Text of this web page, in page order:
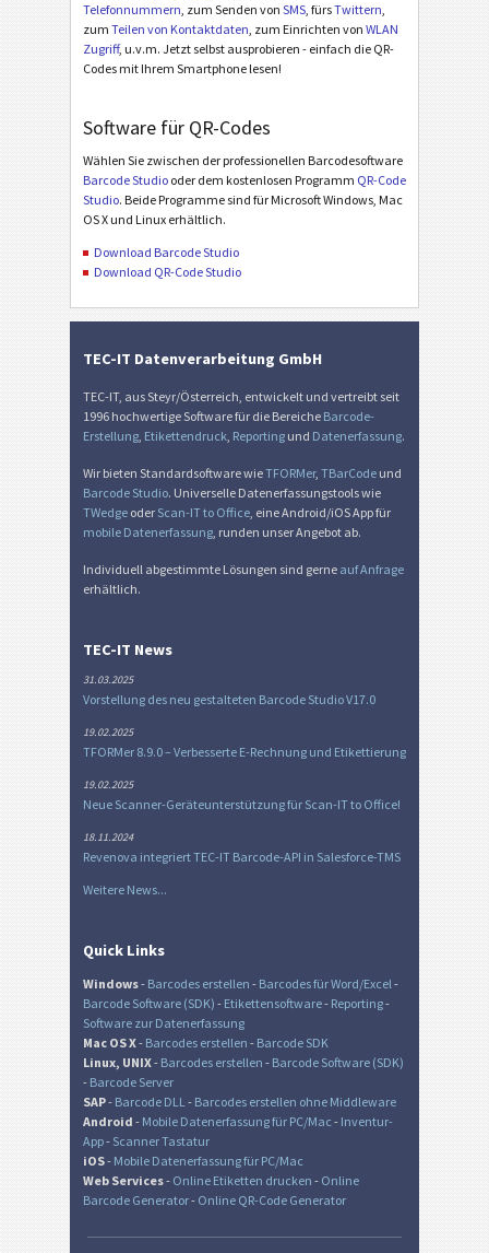
Telefonnummern, zum Senden von SMS, fürsTwittern,
zum Teilen von Kontaktdaten, zum Einrichten von WLAN
Zugriff, u.v.m. Jetzt selbst ausprobieren - einfach die QR-
Codes mit Ihrem Smartphone lesen!
Software für QR-Codes
Wählen Sie zwischen der professionellen Barcodesoftware
Barcode Studio oder dem kostenlosen Programm QR-Code
Studio. Beide Programme sind für Microsoft Windows, Mac
OS X und Linux erhältlich.
Download Barcode Studio
Download QR-Code Studio
TEC-IT Datenverarbeitung GmbH
TEC-IT, aus Steyr/Österreich, entwickelt und vertreibt seit
1996 hochwertige Software für die Bereiche Barcode-
Erstellung, Etikettendruck, Reporting und Datenerfassung.
Wir bieten Standardsoftware wieTFORMer, TBarCode und
Barcode Studio. Universelle Datenerfassungstools wie
TWedge oder Scan-IT to Office, eine Android/iOS App für
mobile Datenerfassung, runden unser Angebot ab.
Individuell abgestimmte Lösungen sind gerne auf Anfrage
erhältlich.
TEC-IT News
31.03.2025
Vorstellung des neu gestalteten Barcode Studio V17.0
19.02.2025
TFORMer 8.9.0 – Verbesserte E-Rechnung und Etikettierung
19.02.2025
Neue Scanner-Geräteunterstützung für Scan-IT to Office!
18.11.2024
Revenova integriert TEC-IT Barcode-API in Salesforce-TMS
Weitere News...
Quick Links
Windows- Barcodes erstellen - Barcodes für Word/Excel-
Barcode Software (SDK) - Etikettensoftware- Reporting-
Software zur Datenerfassung
Mac OS X- Barcodes erstellen - Barcode SDK
Linux, UNIX- Barcodes erstellen - Barcode Software (SDK)
- Barcode Server
SAP- Barcode DLL- Barcodes erstellen ohne Middleware
Android - Mobile Datenerfassung für PC/Mac - Inventur-
App- Scanner Tastatur
iOS- Mobile Datenerfassung für PC/Mac
Web Services- Online Etiketten drucken - Online
Barcode Generator- Online QR-Code Generator